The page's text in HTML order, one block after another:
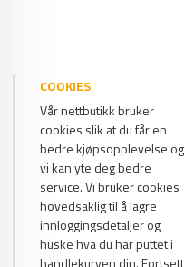
COOKIES
Vår nettbutikk bruker
cookies slik at du får en
bedre kjøpsopplevelse og
vi kan yte deg bedre
service. Vi bruker cookies
hovedsaklig til å lagre
innloggingsdetaljer og
huske hva du har puttet i
handlekurven din. Fortsett